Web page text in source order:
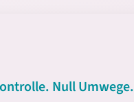
Null Umwege.